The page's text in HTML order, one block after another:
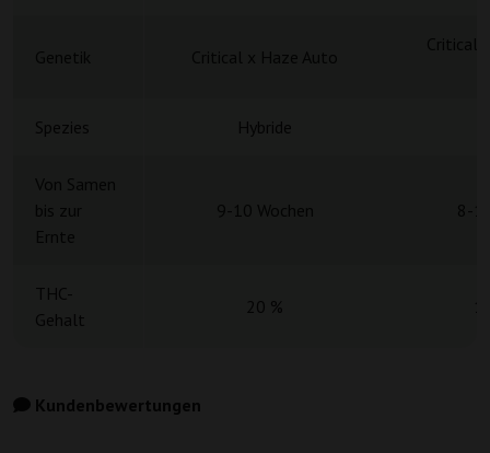
Spezies Hybride
THC-
Gehalt
20 %
Kundenbewertungen